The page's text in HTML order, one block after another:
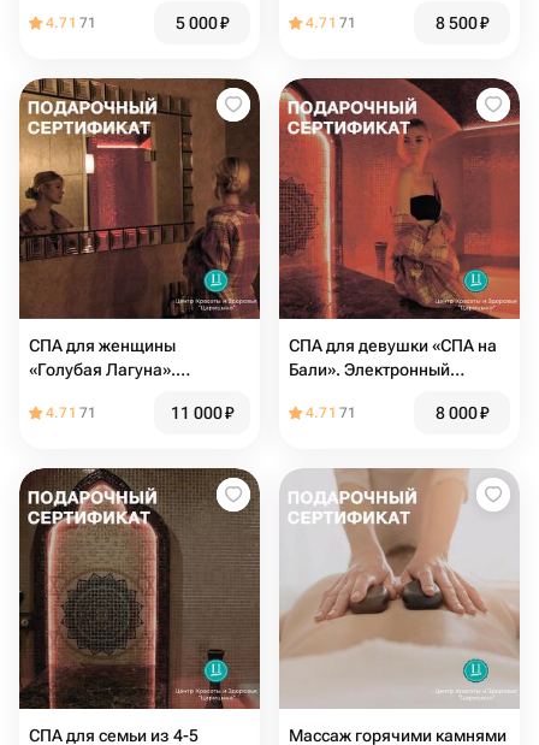
массаж «Ломи-Ломи»
4.71 71 5 000₽
подарочный спа-
4.71 71 8 500₽
СПА для женщины
«Голубая Лагуна».
сертификат
4.71 71 11 000₽
СПА для девушки «СПА на
Бали». Электронный
4.71 71 8 000₽
СПА для семьи из 4-5 Массаж горячими камнями